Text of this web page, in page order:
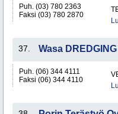
Puh. (03) 780 2363
Faksi (03) 780 2870
37. Wasa DREDGING
Puh. (06) 344 4111
Faksi (06) 344 4110